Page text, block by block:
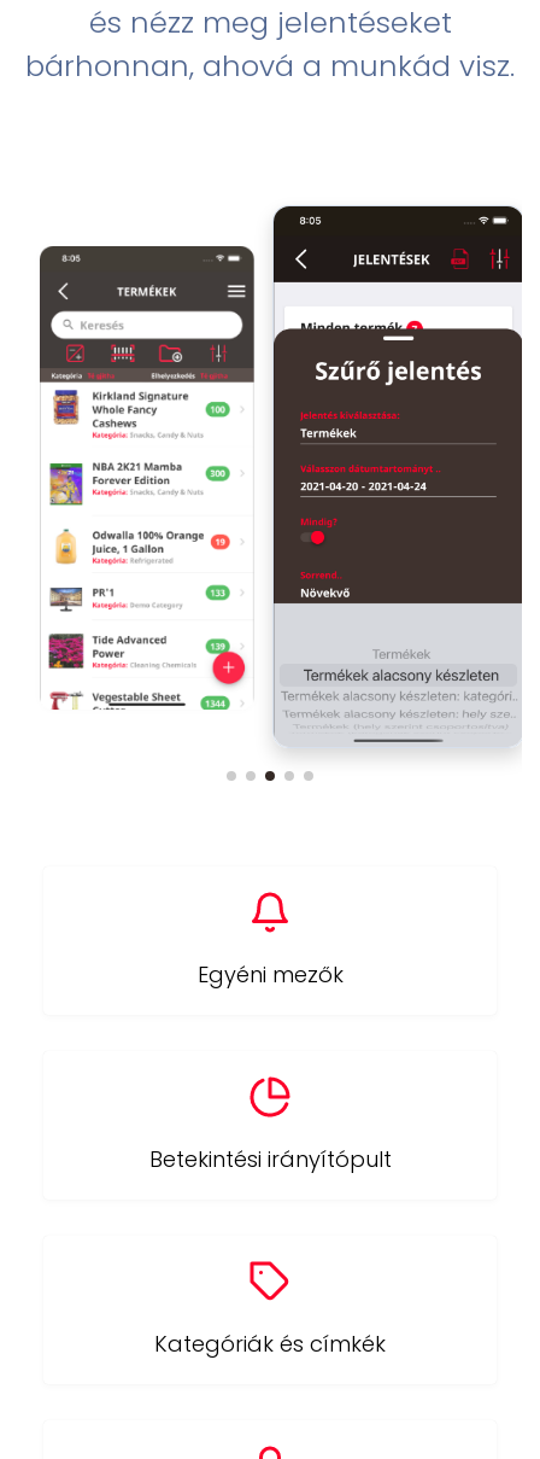
és nézz meg jelentéseket
bárhonnan, ahová a munkád visz.
Egyéni mezők
Betekintési irányítópult
Kategóriák és címkék